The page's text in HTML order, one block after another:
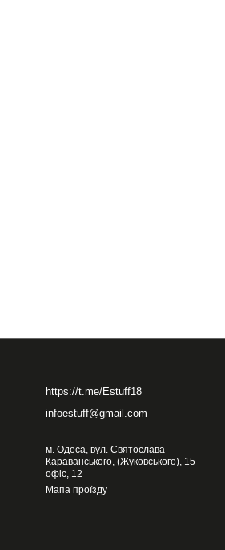
https://t.me/Estuff18
infoestuff@gmail.com
м. Одеса, вул. Святослава
Караванського, (Жуковського), 15
офіс, 12
Мапа проїзду